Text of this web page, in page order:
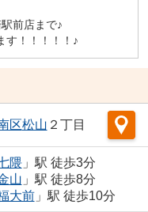
前店まで♪
す！！！！！♪
区松山 ２丁目
隈」駅 徒歩3分
山 」駅 徒歩8分
大前」駅 徒歩10分